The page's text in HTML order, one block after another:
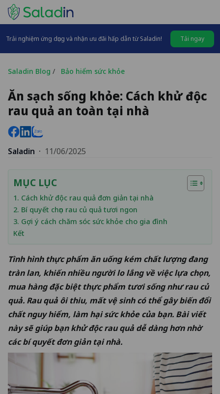
Trải nghiệm ứng dụng và nhận ưu đãi hấp dẫn từ Saladin! Tải ngay
Saladin Blog / Bảo hiểm sức khỏe
Ăn sạch sống khỏe: Cách khử độc
rau quả an toàn tại nhà
Saladin · 11/06/2025
MỤC LỤC
1. Cách khử độc rau quả đơn giản tại nhà
2. Bí quyết chọn rau củ quả tươi ngon
3. Gợi ý cách chăm sóc sức khỏe cho gia đình
Kết
Tình hình thực phẩm ăn uống kém chất lượng đang
tràn lan, khiến nhiều người lo lắng về việc lựa chọn,
mua hàng đặc biệt thực phẩm tươi sống như rau củ
quả. Rau quả ôi thiu, mất vệ sinh có thể gây biến đổi
chất nguy hiểm, làm hại sức khỏe của bạn. Bài viết
này sẽ giúp bạn khử độc rau quả dễ dàng hơn nhờ
các bí quyết đơn giản tại nhà.